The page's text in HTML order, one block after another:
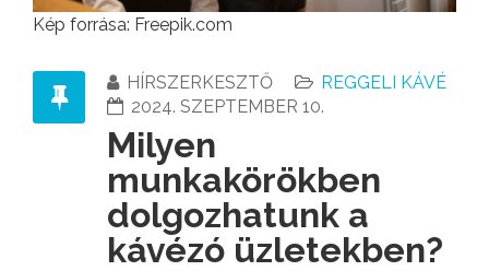
Kép forrása: Freepik.com
HÍRSZERKESZTŐ
REGGELI KÁVÉ
2024. SZEPTEMBER 10.
Milyen
munkakörökben
dolgozhatunk a
kávézó üzletekben?